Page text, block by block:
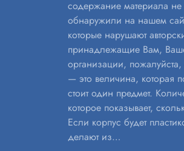
содержание материала
обнаружили на нашем
которые нарушают
принадлежащие Вам,
организации,
— это величина, которая
стоит один предмет.
которое показывает,
Если корпус будет
делают из…